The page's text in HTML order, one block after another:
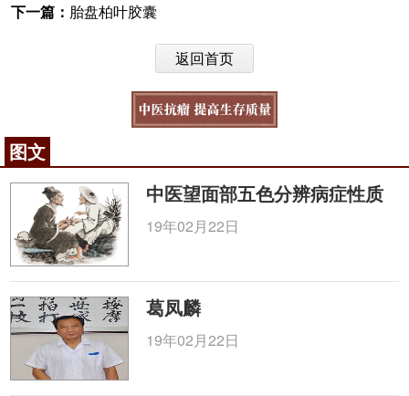
下一篇： 胎盘柏叶胶囊
返回首页
图文
中医望面部五色分辨病症性质
19年02月22日
葛凤麟
19年02月22日